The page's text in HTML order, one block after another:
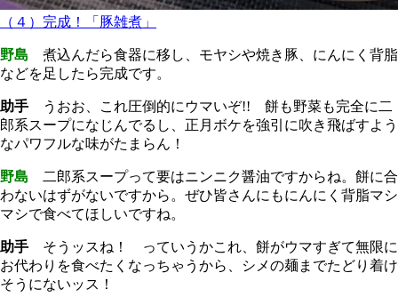
（４）完成！「豚雑煮」
野島 煮込んだら食器に移し、モヤシや焼き豚、にんにく背脂
などを足したら完成です。
助手 うおお、これ圧倒的にウマいぞ!! 餅も野菜も完全に二
郎系スープになじんでるし、正月ボケを強引に吹き飛ばすよう
なパワフルな味がたまらん！
野島 二郎系スープって要はニンニク醤油ですからね。餅に合
わないはずがないですから。ぜひ皆さんにもにんにく背脂マシ
マシで食べてほしいですね。
助手 そうッスね！ っていうかこれ、餅がウマすぎて無限に
お代わりを食べたくなっちゃうから、シメの麺までたどり着け
そうにないッス！